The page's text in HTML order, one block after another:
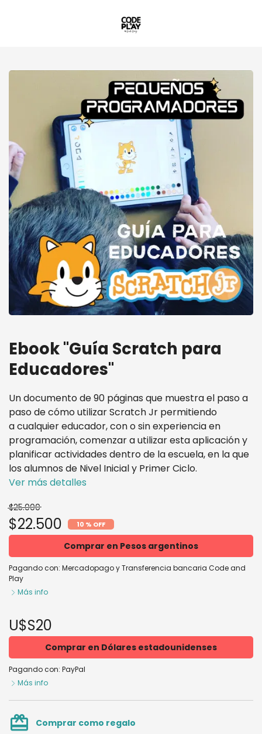
Ebook "Guía Scratch para
Educadores"
Un documento de 90 páginas que muestra el paso a
paso de cómo utilizar Scratch Jr permitiendo
a cualquier educador, con o sin experiencia en
programación, comenzar a utilizar esta aplicación y
planificar actividades dentro de la escuela, en la que
los alumnos de Nivel Inicial y Primer Ciclo.
Ver más detalles
$25.000
$22.500 10 % OFF
Comprar en Pesos argentinos
Pagando con: MercadopagoyTransferencia bancaria Code and
Play
Más info
U$S20
Comprar en Dólares estadounidenses
Pagando con: PayPal
Más info
card_giftcard Comprar como regalo